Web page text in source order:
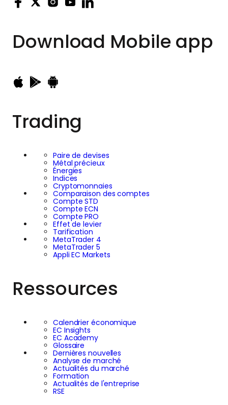
Download Mobile app
Trading
Paire de devises
Métal précieux
Énergies
Indices
Cryptomonnaies
Comparaison des comptes
Compte STD
Compte ECN
Compte PRO
Effet de levier
Tarification
MetaTrader 4
MetaTrader 5
Appli EC Markets
Ressources
Calendrier économique
EC Insights
EC Academy
Glossaire
Dernières nouvelles
Analyse de marché
Actualités du marché
Formation
Actualités de l'entreprise
RSE